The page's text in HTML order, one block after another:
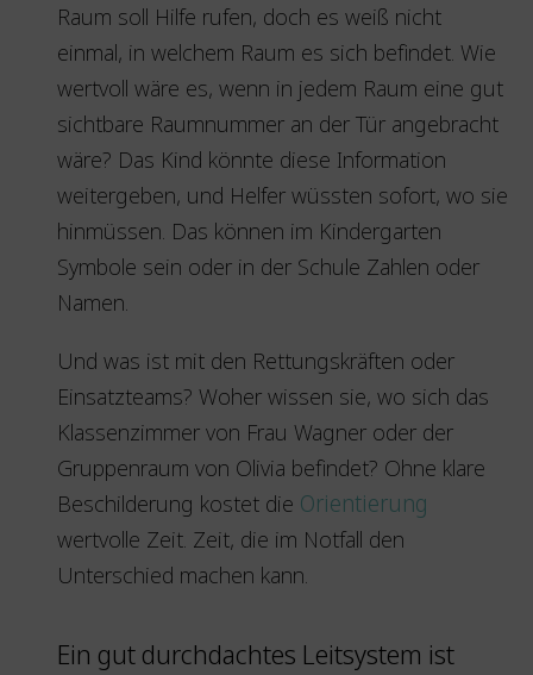
Raum soll Hilfe rufen, doch es weiß nicht
einmal, in welchem Raum es sich befindet. Wie
wertvoll wäre es, wenn in jedem Raum eine gut
sichtbare Raumnummer an der Tür angebracht
wäre? Das Kind könnte diese Information
weitergeben, und Helfer wüssten sofort, wo sie
hinmüssen. Das können im Kindergarten
Symbole sein oder in der Schule Zahlen oder
Namen.
Und was ist mit den Rettungskräften oder
Einsatzteams? Woher wissen sie, wo sich das
Klassenzimmer von Frau Wagner oder der
Gruppenraum von Olivia befindet? Ohne klare
Beschilderung kostet die Orientierung
wertvolle Zeit. Zeit, die im Notfall den
Unterschied machen kann.
Ein gut durchdachtes Leitsystem ist